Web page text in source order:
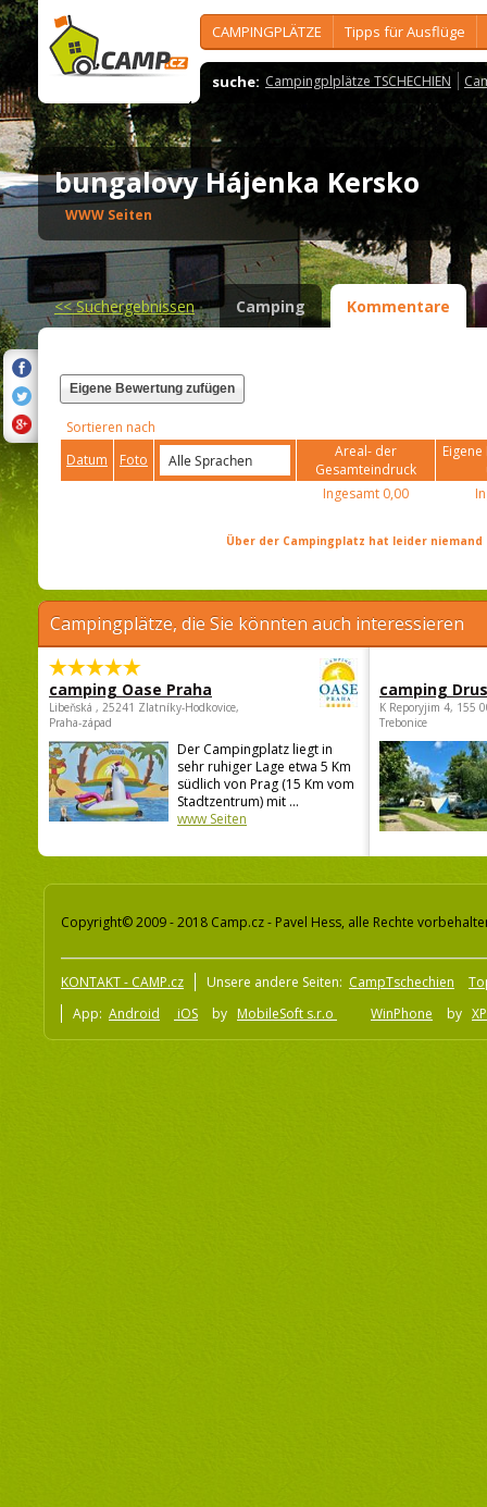
CAMPINGPLÄTZE Tipps für Ausflüge
suche: Campingplplätze TSCHECHIEN
bungalovy Hájenka Kersko
WWW Seiten
<<Suchergebnissen Camping Kommentare
Eigene Bewertung zufügen
Sortieren nach
Datum
Foto
Areal- der
Gesamteindruck
Ingesamt 0,00
Über der Campingplatz hat leider
Campingplätze, die Sie könnten auch interessieren
camping Oase Praha
Libeňská , 25241 Zlatníky-Hodkovice,
Praha-západ
Der Campingplatz liegt in
sehr ruhiger Lage etwa 5 Km
südlich von Prag (15 Km vom
Stadtzentrum) mit ...
www Seiten
camping
K Reporyjim 4, 155
Trebonice
Copyright© 2009 - 2018 Camp.cz - Pavel Hess, alle Rechte
KONTAKT - CAMP.cz Unsere andere Seiten: CampTschechien
App: Android iOS by MobileSoft s.r.o WinPhone by